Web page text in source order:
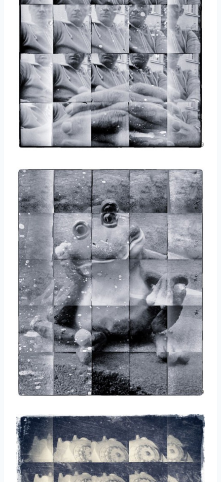
取消 搜索